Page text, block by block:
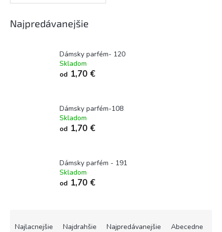
Najpredávanejšie
Dámsky parfém- 120
Skladom
od 1,70 €
Dámsky parfém-108
Skladom
od 1,70 €
Dámsky parfém - 191
Skladom
od 1,70 €
Najlacnejšie Najdrahšie Najpredávanejšie Abecedne